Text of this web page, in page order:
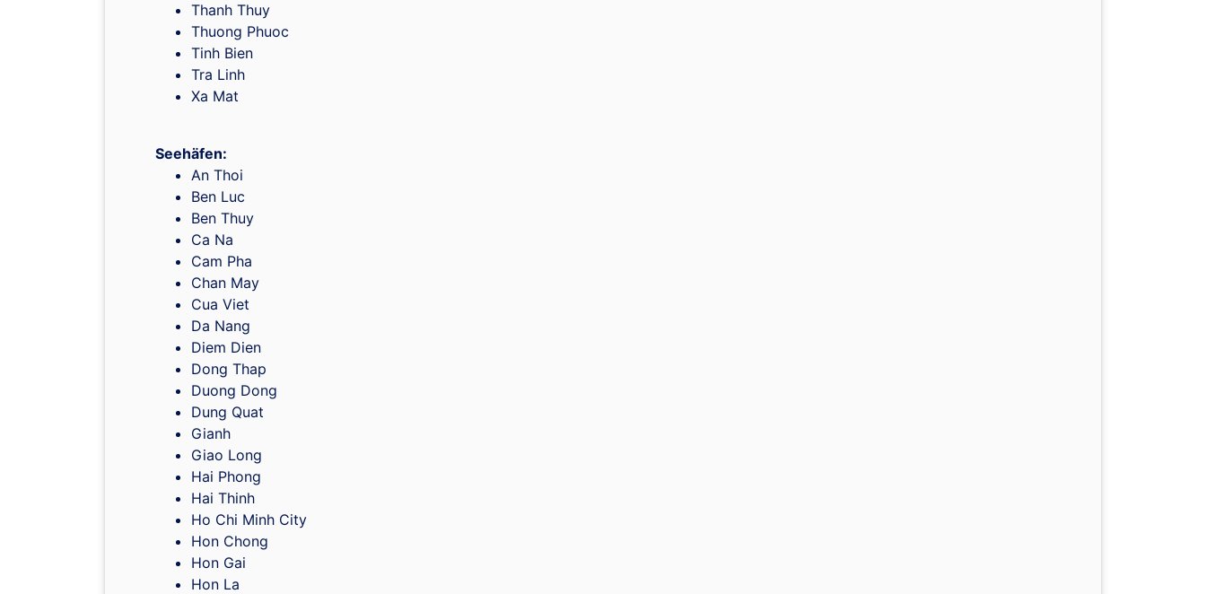
Thanh Thuy
Thuong Phuoc
Tinh Bien
Tra Linh
Xa Mat
Seehäfen:
An Thoi
Ben Luc
Ben Thuy
Ca Na
Cam Pha
Chan May
Cua Viet
Da Nang
Diem Dien
Dong Thap
Duong Dong
Dung Quat
Gianh
Giao Long
Hai Phong
Hai Thinh
Ho Chi Minh City
Hon Chong
Hon Gai
Hon La